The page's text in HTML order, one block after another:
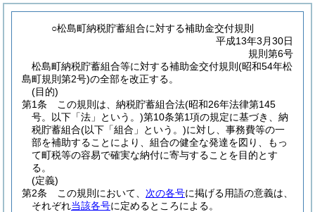
○松島町納税貯蓄組合に対する補助金交付規則
平成13年3月30日
規則第6号
松島町納税貯蓄組合等に対する補助金交付規則(昭和54年松
島町規則第2号)の全部を改正する。
(目的)
第1条
この規則は、納税貯蓄組合法(昭和26年法律第145
号。以下「法」という。)第10条第1項の規定に基づき、納
税貯蓄組合(以下「組合」という。)に対し、事務費等の一
部を補助することにより、組合の健全な発達を図り、もっ
て町税等の容易で確実な納付に寄与することを目的とす
る。
(定義)
第2条
この規則において、 次の各号に掲げる用語の意義は、
それぞれ当該各号に定めるところによる。